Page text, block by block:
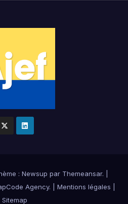
: Newsup par Themeansar.
Agency. Mentions légales
Sitemap